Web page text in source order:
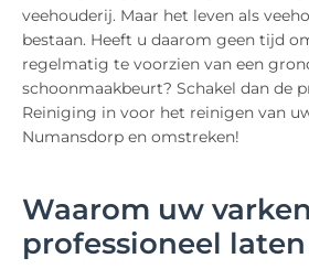
veehouderij. Maar het leven als
bestaan. Heeft u daarom geen tijd
regelmatig te voorzien van een
schoonmaakbeurt? Schakel dan de
Reiniging in voor het reinigen van
Numansdorp en omstreken!
Waarom uw
professioneel